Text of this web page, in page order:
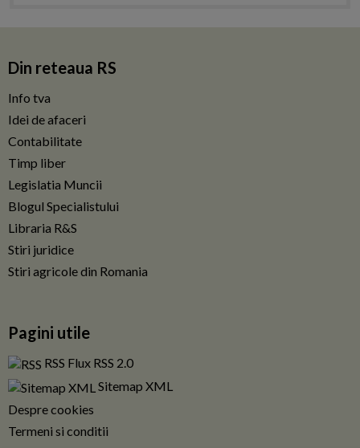
Din reteaua RS
Info tva
Idei de afaceri
Contabilitate
Timp liber
Legislatia Muncii
Blogul Specialistului
Libraria R&S
Stiri juridice
Stiri agricole din Romania
Pagini utile
RSS Flux RSS 2.0
Sitemap XML
Despre cookies
Termeni si conditii